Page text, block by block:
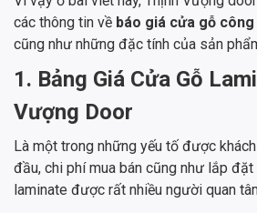
các thông tin về báo giá cửa gỗ
cũng như những đặc tính của sản
1. Bảng Giá Cửa Gỗ
Vượng Door
Là một trong những yếu tố được
đầu, chi phí mua bán cũng như lắp
laminate được rất nhiều người quan